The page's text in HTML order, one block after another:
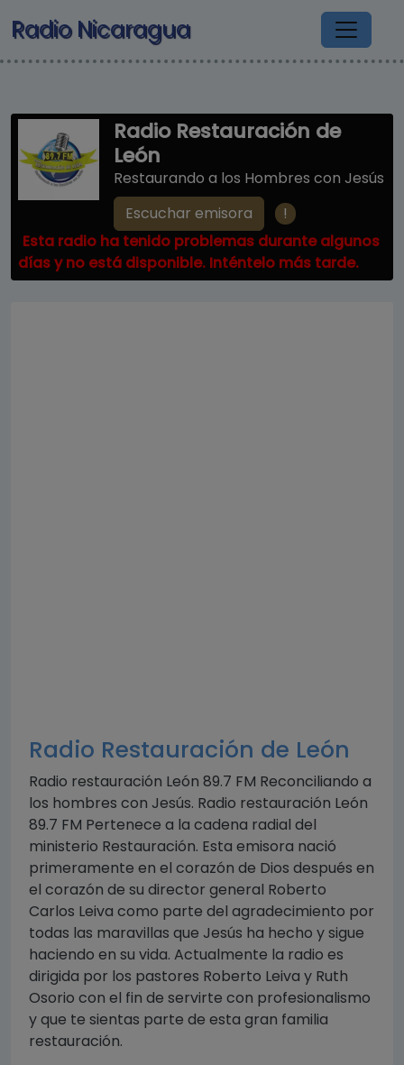
Pasar al contenido principal
Radio Nicaragua
Radio Restauración de
León
Restaurando a los Hombres con Jesús
Escuchar emisora
!
Esta radio ha tenido problemas durante algunos
días y no está disponible. Inténtelo más tarde.
Radio Restauración de León
Radio restauración León 89.7 FM Reconciliando a
los hombres con Jesús. Radio restauración León
89.7 FM Pertenece a la cadena radial del
ministerio Restauración. Esta emisora nació
primeramente en el corazón de Dios después en
el corazón de su director general Roberto
Carlos Leiva como parte del agradecimiento por
todas las maravillas que Jesús ha hecho y sigue
haciendo en su vida. Actualmente la radio es
dirigida por los pastores Roberto Leiva y Ruth
Osorio con el fin de servirte con profesionalismo
y que te sientas parte de esta gran familia
restauración.